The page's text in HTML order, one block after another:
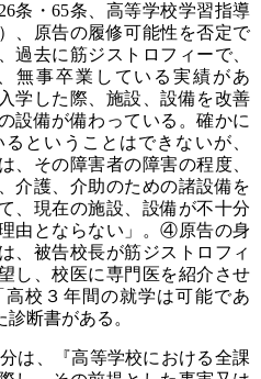
条・65条、高等学校学習指導
、原告の履修可能性を否定で
去に筋ジストロフィーで、
無事卒業している実績があ
学した際、施設、設備を改善
設備が備わっている。確かに
ということはできないが、
、その障害者の障害の程度、
介護、介助のための諸設備を
、現在の施設、設備が不十分
由とならない」。④原告の身
、被告校長が筋ジストロフィ
し、校医に専門医を紹介させ
校３年間の就学は可能であ
断書がある。
は、『高等学校における全課